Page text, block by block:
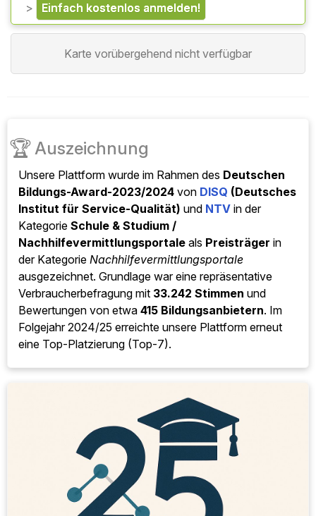
>
einfach kostenlos anmelden!
Karte vorübergehend nicht verfügbar
🏆Auszeichnung
Unsere Plattform wurde im Rahmen des Deutschen
Bildungs-Award-2023/2024 von DISQ (Deutsches
Institut für Service-Qualität) und NTV in der
Kategorie Schule & Studium /
Nachhilfevermittlungsportale als Preisträger in
der Kategorie Nachhilfevermittlungsportale
ausgezeichnet. Grundlage war eine repräsentative
Verbraucherbefragung mit 33.242 Stimmen und
Bewertungen von etwa 415 Bildungsanbietern. Im
Folgejahr 2024/25 erreichte unsere Plattform erneut
eine Top-Platzierung (Top-7).